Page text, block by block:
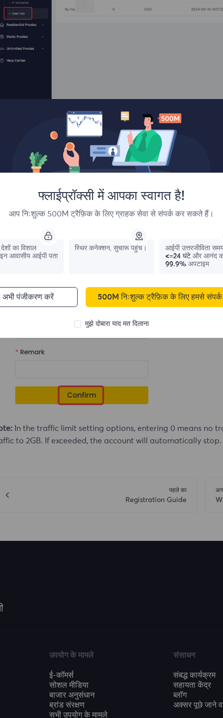
In the traffic limit setting options, entering 0 means no
to 2GB. If exceeded, the account will automatically stop.
पहले का
Registration Guide
उपयोग के मामले
ई-कॉमर्स
सोशल मीडिया
बाजार अनुसंधान
ब्रांड संरक्षण
सभी उपयोग के मामले
संसाधन
संबद्ध कार्यक्रम
सहायता केंद्र
ब्लॉग
अक्सर पूछे जाने
फ्लाईप्रॉक्सी में आपका स्वागत है!
आप निःशुल्क 500M ट्रैफ़िक के लिए ग्राहक सेवा से संपर्क कर सकते हैं।
देशों का विशाल
आवासीय आईपी पता
स्थिर कनेक्शन, सुचारू पहुंच।
आईपी ​​उत्तरजीविता
<=24 घंटे और आनंद
99.9% अपटाइम
अभी पंजीकरण करें 500M निःशुल्क ट्रैफ़िक के लिए हमसे
मुझे दोबारा याद मत दिलाना